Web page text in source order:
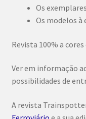
Os
Os modelos à
Revista 100% a
Ver em informação
possibilidades de
A revista